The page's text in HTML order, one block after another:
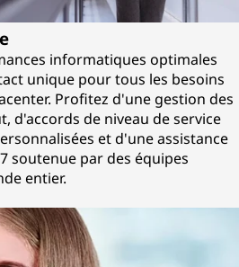
informatiques optimales
unique pour tous les besoins
Profitez d'une gestion des
d'accords de niveau de service
et d'une assistance
soutenue par des équipes
entier.